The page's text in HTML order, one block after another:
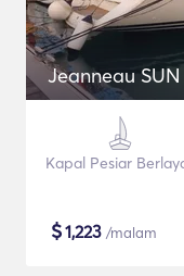
Jeanneau SUN
Kapal Pesiar
$1,223 /malam